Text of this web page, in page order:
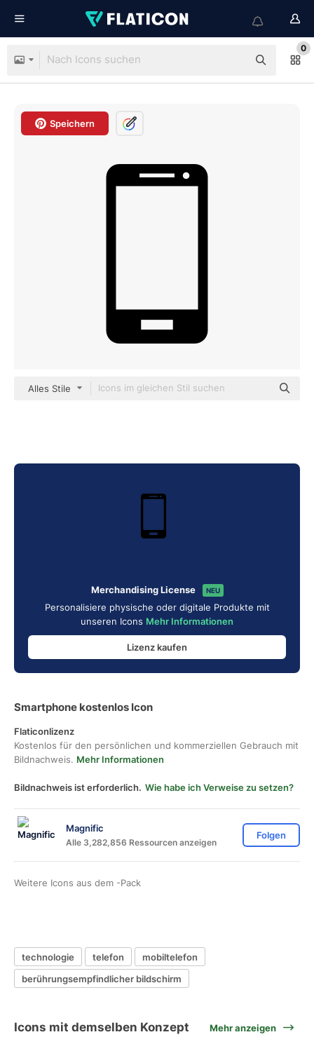
0
Speichern
Alles Stile
Merchandising License NEU
Personalisiere physische oder digitale Produkte mit
unseren Icons Mehr Informationen
Lizenz kaufen
Smartphone kostenlos Icon
Flaticonlizenz
Kostenlos für den persönlichen und kommerziellen Gebrauch mit
Bildnachweis. Mehr Informationen
Bildnachweis ist erforderlich. Wie habe ich Verweise zu setzen?
Magnific
Alle 3,282,856 Ressourcen anzeigen
Folgen
Weitere Icons aus dem -Pack
technologie telefon
mobiltelefon
berührungsempfindlicher bildschirm
Icons mit demselben Konzept Mehr anzeigen